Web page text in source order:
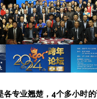
各专业翘楚，4个多小时